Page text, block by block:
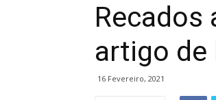
Recados
artigo de
16 Fevereiro, 2021